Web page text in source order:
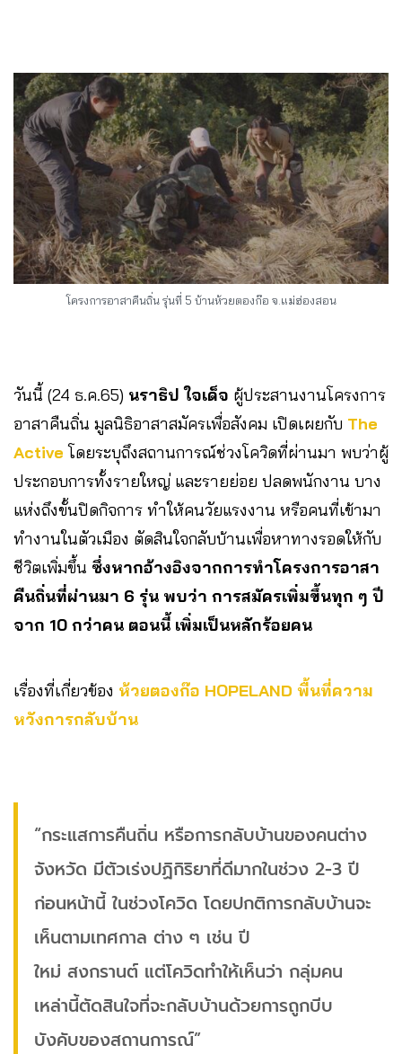
โครงการอาสาคืนถิ่น รุ่นที่ 5 บ้านห้วยตองก๊อ จ.แม่ฮ่องสอน
วันนี้ (24 ธ.ค.65) นราธิป ใจเด็จ ผู้ประสานงานโครงการ
อาสาคืนถิ่น มูลนิธิอาสาสมัครเพื่อสังคม เปิดเผยกับ The
Active โดยระบุถึงสถานการณ์ช่วงโควิดที่ผ่านมา พบว่าผู้
ประกอบการทั้งรายใหญ่ และรายย่อย ปลดพนักงาน บาง
แห่งถึงขั้นปิดกิจการ ทำให้คนวัยแรงงาน หรือคนที่เข้ามา
ทำงานในตัวเมือง ตัดสินใจกลับบ้านเพื่อหาทางรอดให้กับ
ชีวิตเพิ่มขึ้น ซึ่งหากอ้างอิงจากการทำโครงการอาสา
คืนถิ่นที่ผ่านมา 6 รุ่น พบว่า การสมัครเพิ่มขึ้นทุก ๆ ปี
จาก 10 กว่าคน ตอนนี้ เพิ่มเป็นหลักร้อยคน
เรื่องที่เกี่ยวข้อง ห้วยตองก๊อ HOPELAND พื้นที่ความ
หวังการกลับบ้าน
“กระแสการคืนถิ่น หรือการกลับบ้านของคนต่าง
จังหวัด มีตัวเร่งปฏิกิริยาที่ดีมากในช่วง 2-3 ปี
ก่อนหน้านี้ ในช่วงโควิด โดยปกติการกลับบ้านจะ
เห็นตามเทศกาล ต่าง ๆ เช่น ปี
ใหม่ สงกรานต์ แต่โควิดทำให้เห็นว่า กลุ่มคน
เหล่านี้ตัดสินใจที่จะกลับบ้านด้วยการถูกบีบ
บังคับของสถานการณ์”